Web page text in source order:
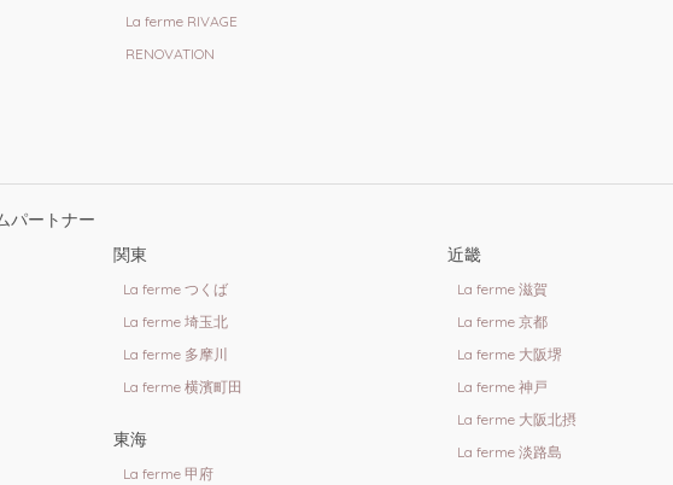
La ferme RIVAGE
RENOVATION
パートナー
関東
La ferme つくば
La ferme 埼玉北
La ferme 多摩川
La ferme 横濱町田
東海
La ferme 甲府
近畿
La ferme 滋賀
La ferme 京都
La ferme 大阪堺
La ferme 神戸
La ferme 大阪北摂
La ferme 淡路島